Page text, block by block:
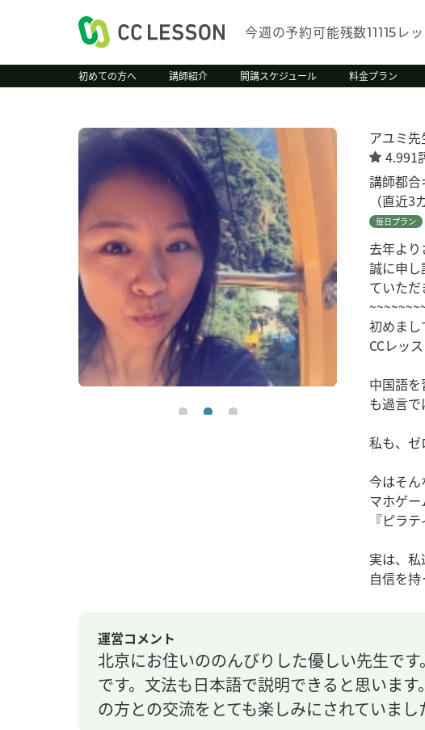
今週の予約可能残数11115 レ
初めての方へ 講師紹介 開講スケジュール 料金プラン
アユミ先
4.991
講師都合
（直近3
毎日プラン
去年よ
誠に申
ていただ
初めまし
CCレッ
中国語
も過言で
私も、ゼ
今はそ
マホゲ
『ピラ
実は、私
運営コメント
北京にお住いののんびりした優しい先生で
です。文法も日本語で説明できると思いま
の方との交流をとても楽しみにされていま